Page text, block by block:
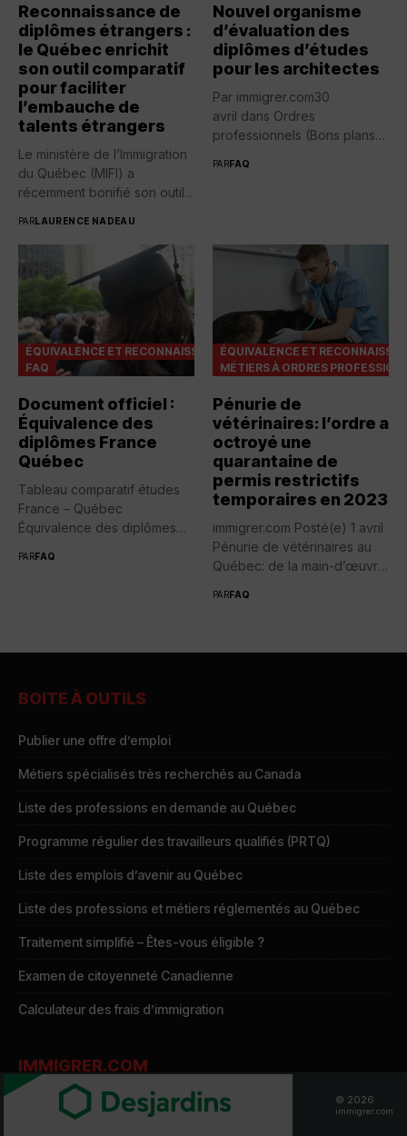
Reconnaissance de
diplômes étrangers :
le Québec enrichit
son outil comparatif
pour faciliter
l’embauche de
talents étrangers
Le ministère de l’Immigration
du Québec (MIFI) a
récemment bonifié son outil...
PARLAURENCE NADEAU
Nouvel organisme
d’évaluation des
diplômes d’études
pour les architectes
Par immigrer.com30
avril dans Ordres
professionnels (Bons plans)
PARFAQ
ÉQUIVALENCE ET RECONNAISSANCES
FAQ
Document officiel :
Équivalence des
diplômes France
Québec
Tableau comparatif études
France – Québec
Équivalence des diplômes
PARFAQ
ÉQUIVALENCE ET
MÉTIERS À ORDRES
Pénurie de
vétérinaires: l’ordre a
octroyé une
quarantaine de
permis restrictifs
temporaires en 2023
immigrer.com Posté(e) 1 avril
Pénurie de vétérinaires au
Québec: de la main-d’œuvre
PARFAQ
BOITE À OUTILS
Publier une offre d’emploi
Métiers spécialisés très recherchés au Canada
Liste des professions en demande au Québec
Programme régulier des travailleurs qualifiés (PRTQ)
Liste des emplois d’avenir au Québec
Liste des professions et métiers réglementés au Québec
Traitement simplifié – Êtes-vous éligible ?
Examen de citoyenneté Canadienne
Calculateur des frais d’immigration
IMMIGRER.COM
Dans les médias
© 2026
immigrer.com